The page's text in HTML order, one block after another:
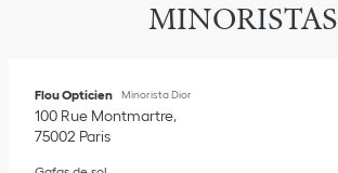
MINORISTAS
Flou Opticien Minorista Dior
100 Rue Montmartre
75002 Paris